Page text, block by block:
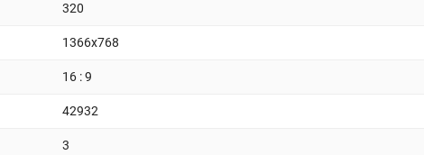
320
1366x768
16 : 9
42932
3